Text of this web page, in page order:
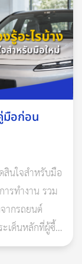
ไฟฟ้ากันมากขึ้น
มีข้อสงสัยอยู่
ถไฟฟ้า เพราะ
ายคนก็เรียนรู้มา
ผัสกับไฟฟ้า
ริงแล้วรถยนต์
กได้หรือเปล่า?
มือก่อน
สินใจสำหรับมือ
รทำงาน รวม
ากรถยนต์
เด็นหลักที่ผู้ซื้อ